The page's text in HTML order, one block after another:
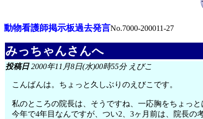
動物看護師掲示板過去発言No.7000-200011-27
みっちゃんさんへ
投稿日2000年11月8日(水)00時55分 えびこ
こんばんは。ちょっと久しぶりのえびこです。
私のところの院長は、そうですね、一応胸をちょっ
今年で4年目なんですが、つい2、3ヶ月前は、院長